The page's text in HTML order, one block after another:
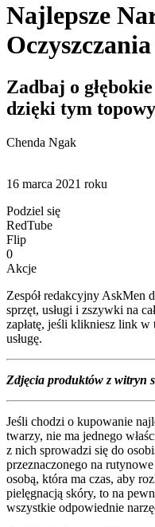
Najlepsze
Zadbaj o
dzięki tym
Chenda Ngak
16 marca 2021 roku
Podziel się
RedTube
Flip
0
Akcje
Zespół redakcyjny AskMen
sprzęt, usługi i zszywki na
zapłatę, jeśli klikniesz link
usługę.
Zdjęcia produktów z witryn
Jeśli chodzi o kupowanie
twarzy, nie ma jednego
z nich sprowadzi się do
przeznaczonego na
osobą, która ma czas, aby
pielęgnacją skóry, to na
wszystkie odpowiednie